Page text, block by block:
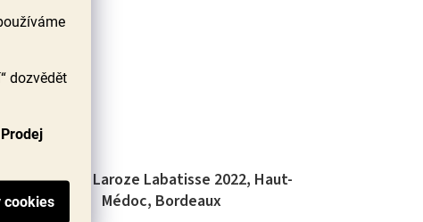
dozvědět
Château Laroze Labatisse 2022, Haut-
Médoc, Bordeaux